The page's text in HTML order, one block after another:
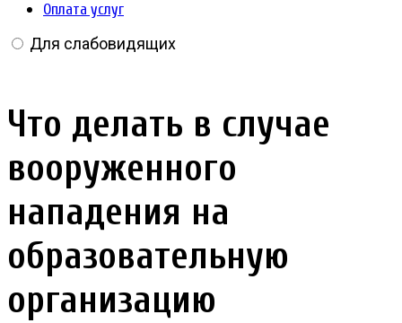
Оплата услуг
Для слабовидящих
Что делать в случае
вооруженного
нападения на
образовательную
организацию